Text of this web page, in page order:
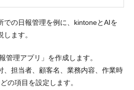
での日報管理を例に、kintoneとAIを
ます。
管理アプリ」を作成します。
、担当者、顧客名、業務内容、作業時
の項目を設定します。